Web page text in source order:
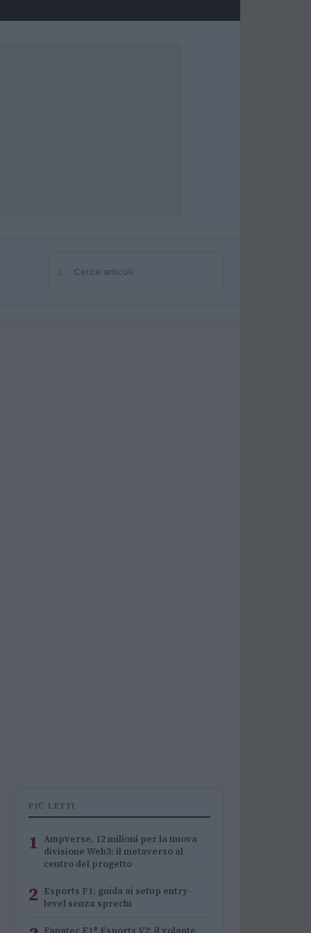
⌕Cerca
PIÙ LETTI
1 Ampverse, 12 milioni per la nuova
divisione Web3: il metaverso al
centro del progetto
2 Esports F1: guida ai setup entry-
level senza sprechi
Fanatec F1® Esports V2: il volante